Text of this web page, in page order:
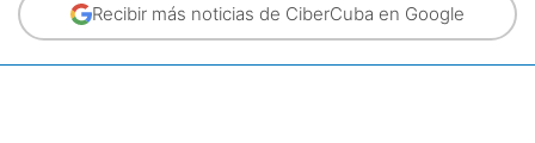
Recibir más noticias de CiberCuba en Google